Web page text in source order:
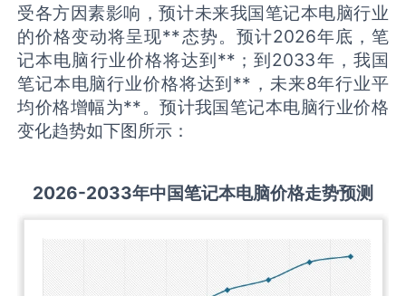
受各方因素影响，预计未来我国笔记本电脑行业
的价格变动将呈现**态势。预计2026年底，笔
记本电脑行业价格将达到**；到2033年，我国
笔记本电脑行业价格将达到**，未来8年行业平
均价格增幅为**。预计我国笔记本电脑行业价格
变化趋势如下图所示：
2026-2033年中国笔记本电脑价格走势预测